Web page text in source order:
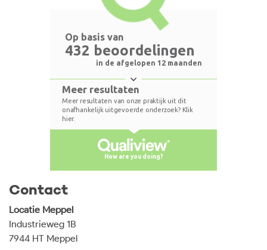
Contact
Locatie Meppel
Industrieweg 1B
7944 HT Meppel